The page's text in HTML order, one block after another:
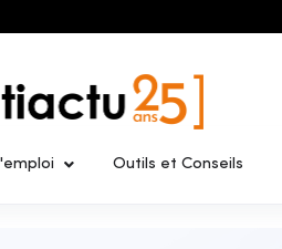
Outils et Conseils